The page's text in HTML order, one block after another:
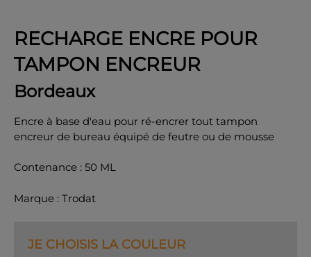
RECHARGE ENCRE POUR
TAMPON ENCREUR
Bordeaux
Encre à base d'eau pour ré-encrer tout tampon
encreur de bureau équipé de feutre ou de mousse
Contenance : 50 ML
Marque : Trodat
JE CHOISIS LA COULEUR
OK